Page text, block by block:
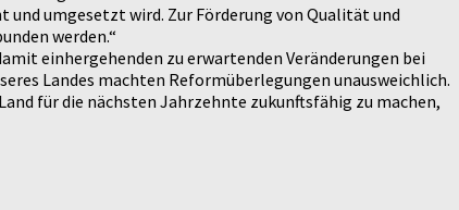
umgesetzt wird. Zur Förderung von Qualität und
werden.“
einhergehenden zu erwartenden Veränderungen bei
Landes machten Reformüberlegungen unausweichlich.
für die nächsten Jahrzehnte zukunftsfähig zu machen,